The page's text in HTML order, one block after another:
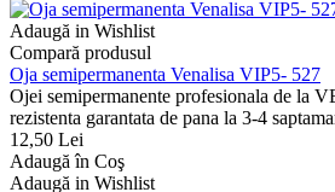
Adaugă in Wishlist
Compară produsul
Oja semipermanenta Venalisa VIP5- 527
Ojei semipermanente profesionala de la
rezistenta garantata de pana la 3-4
12,50 Lei
Adaugă în Coş
Adaugă in Wishlist